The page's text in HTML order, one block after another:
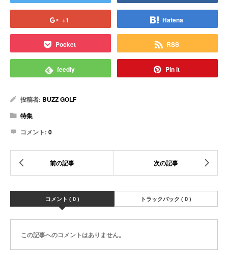
+1 Hatena
Pocket RSS
feedly Pin it
投稿者: BUZZ GOLF
特集
コメント: 0
コメント ( 0 ) トラックバック ( 0 )
この記事へのコメントはありません。